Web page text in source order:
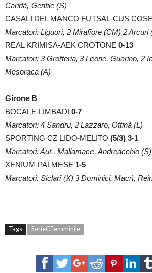
Caridà, Gentile (S)
CASALI DEL MANCO FUTSAL-CUS
Marcatori: Liguori, 2 Mirafiore (CM) 2 Arcuri
REAL KRIMISA-AEK CROTONE 0-13
Marcatori: 3 Grotteria, 3 Leone, Guarino, 2
Mesoraca (A)
Girone B
BOCALE-LIMBADI 0-7
Marcatori: 4 Sandru, 2 Lazzaro, Ottinà (L)
SPORTING CZ LIDO-MELITO (5/3) 3-1
Marcatori: Aut., Mallamace, Andreacchio
XENIUM-PALMESE 1-5
Marcatori: Siclari (X) 3 Dominici, Macrì,
Tags SerieCFemminile